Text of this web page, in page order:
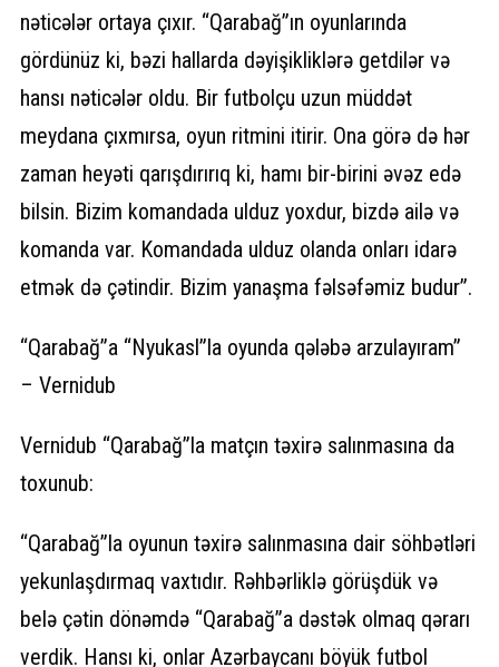
nəticələr ortaya çıxır. “Qarabağ”ın oyunlarında
gördünüz ki, bəzi hallarda dəyişikliklərə getdilər və
hansı nəticələr oldu. Bir futbolçu uzun müddət
meydana çıxmırsa, oyun ritmini itirir. Ona görə də hər
zaman heyəti qarışdırırıq ki, hamı bir-birini əvəz edə
bilsin. Bizim komandada ulduz yoxdur, bizdə ailə və
komanda var. Komandada ulduz olanda onları idarə
etmək də çətindir. Bizim yanaşma fəlsəfəmiz budur”.
“Qarabağ”a “Nyukasl”la oyunda qələbə arzulayıram”
– Vernidub
Vernidub “Qarabağ”la matçın təxirə salınmasına da
toxunub:
“Qarabağ”la oyunun təxirə salınmasına dair söhbətləri
yekunlaşdırmaq vaxtıdır. Rəhbərliklə görüşdük və
belə çətin dönəmdə “Qarabağ”a dəstək olmaq qərarı
verdik. Hansı ki, onlar Azərbaycanı böyük futbol